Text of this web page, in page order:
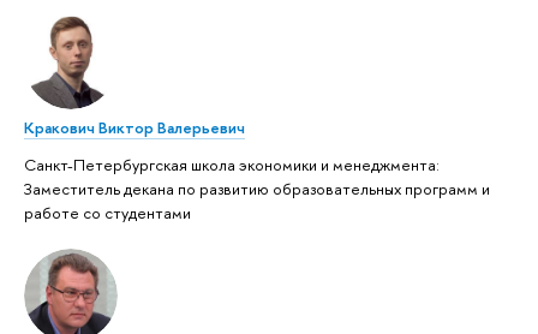
Кракович Виктор Валерьевич
Санкт-Петербургская школа экономики и менеджмента:
Заместитель декана по развитию образовательных программ и
работе со студентами